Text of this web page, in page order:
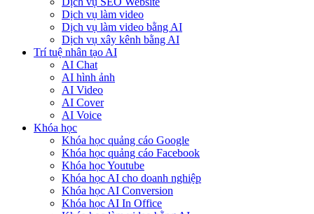
Dịch vụ làm video
Dịch vụ làm video bằng AI
Dịch vụ xây kênh bằng AI
Trí tuệ nhân tạo AI
AI Chat
AI hình ảnh
AI Video
AI Cover
AI Voice
Khóa học
Khóa học quảng cáo Google
Khóa học quảng cáo Facebook
Khóa học Youtube
Khóa học AI cho doanh nghiệp
Khóa học AI Conversion
Khóa học AI In Office